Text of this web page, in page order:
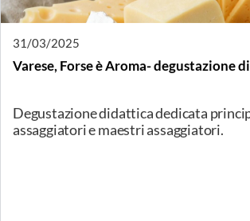
Degustazione guidata dei formaggi
Bianchessi di Quintano (CR) che alleva
Lacaune con un sistema a ciclo chiuso:
dei campi alla trasformazione del latte.